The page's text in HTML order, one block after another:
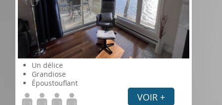
Un délice
Grandiose
Époustouflant
VOIR +